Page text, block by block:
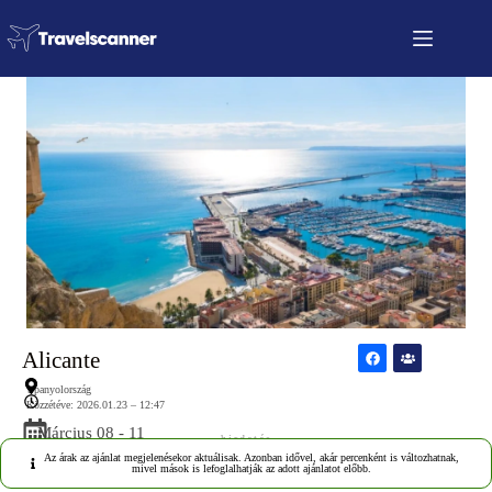
Alicante
Spanyolország
Közzétéve: 2026.01.23 – 12:47
Március 08 - 11
hirdetés
Az árak az ajánlat megjelenésekor aktuálisak. Azonban idővel, akár percenként is változhatnak,
mivel mások is lefoglalhatják az adott ajánlatot előbb.